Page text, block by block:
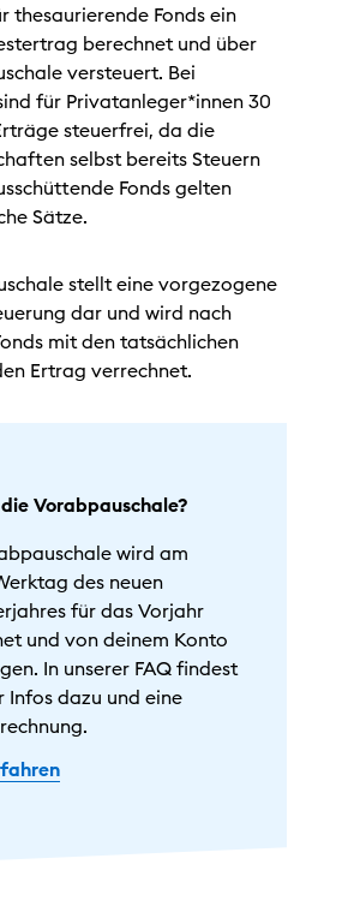
thesaurierende Fonds ein
berechnet und über
versteuert. Bei
für Privatanleger*innen 30
steuerfrei, da die
selbst bereits Steuern
Fonds gelten
Sätze.
stellt eine vorgezogene
dar und wird nach
mit den tatsächlichen
Ertrag verrechnet.
Vorabpauschale?
wird am
des neuen
für das Vorjahr
und von deinem Konto
In unserer FAQ findest
Infos dazu und eine